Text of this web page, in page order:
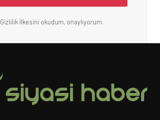
Gizlilik İlkesini okudum, onaylıyorum.